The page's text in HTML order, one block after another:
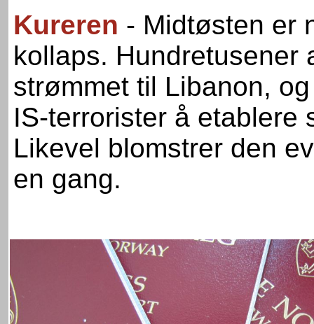
Kureren - Midtøsten er
kollaps. Hundretusener
strømmet til Libanon,
IS-terrorister å etablere
Likevel blomstrer den
en gang.